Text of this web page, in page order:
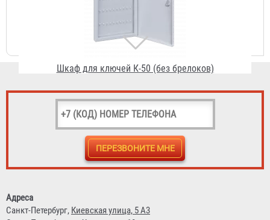
836 ₽
Адреса
Санкт-Петербург, Киевская улица, 5 А3